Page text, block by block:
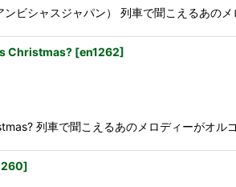
ビシャスジャパン） 列車で聞こえるあの
Christmas? [en1262]
列車で聞こえるあのメロディーがオル
]